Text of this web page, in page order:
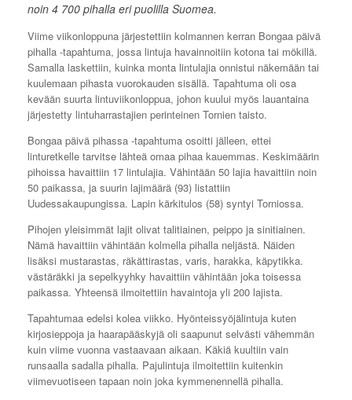
noin 4 700 pihalla eri puolilla Suomea.
Viime viikonloppuna järjestettiin kolmannen kerran Bongaa päivä
pihalla -tapahtuma, jossa lintuja havainnoitiin kotona tai mökillä.
Samalla laskettiin, kuinka monta lintulajia onnistui näkemään tai
kuulemaan pihasta vuorokauden sisällä. Tapahtuma oli osa
kevään suurta lintuviikonloppua, johon kuului myös lauantaina
järjestetty lintuharrastajien perinteinen Tornien taisto.
Bongaa päivä pihassa -tapahtuma osoitti jälleen, ettei
linturetkelle tarvitse lähteä omaa pihaa kauemmas. Keskimäärin
pihoissa havaittiin 17 lintulajia. Vähintään 50 lajia havaittiin noin
50 paikassa, ja suurin lajimäärä (93) listattiin
Uudessakaupungissa. Lapin kärkitulos (58) syntyi Torniossa.
Pihojen yleisimmät lajit olivat talitiainen, peippo ja sinitiainen.
Nämä havaittiin vähintään kolmella pihalla neljästä. Näiden
lisäksi mustarastas, räkättirastas, varis, harakka, käpytikka.
västäräkki ja sepelkyyhky havaittiin vähintään joka toisessa
paikassa. Yhteensä ilmoitettiin havaintoja yli 200 lajista.
Tapahtumaa edelsi kolea viikko. Hyönteissyöjälintuja kuten
kirjosieppoja ja haarapääskyjä oli saapunut selvästi vähemmän
kuin viime vuonna vastaavaan aikaan. Käkiä kuultiin vain
runsaalla sadalla pihalla. Pajulintuja ilmoitettiin kuitenkin
viimevuotiseen tapaan noin joka kymmenennellä pihalla.